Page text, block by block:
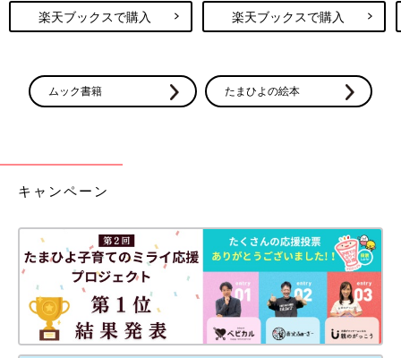
楽天ブックスで購入 楽天ブックスで購入
ムック書籍 たまひよの絵本
キャンペーン